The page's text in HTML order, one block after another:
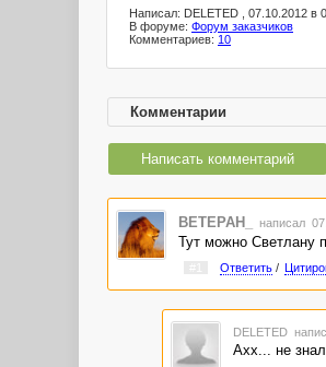
Написал: DELETED , 07.10.2012 в
В форуме: Форум заказчиков
Комментариев: 10
Комментарии
Написать комментарий
BETEPAH_ написал
Тут можно Светлану
Ответить/
DELETED
Ахх... не